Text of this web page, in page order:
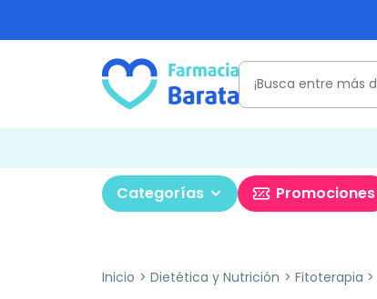
Categorías Promociones
Inicio Dietética y Nutrición Fitoterapia